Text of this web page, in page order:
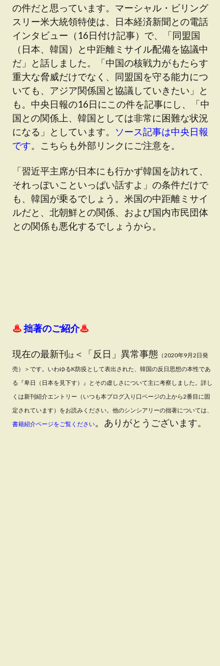
の件だと思っています。マーシャル・ビリング
スリー米大統領特使は、日本経済新聞との電話
インタビュー（16日付け記事）で、「同盟国
（日本、韓国）と中距離ミサイル配備を協議中
だ」と話しました。「中国の核戦力がもたらす
重大な脅威だけでなく、同盟国を守る能力につ
いても、アジア関係国と協議していきたい」と
も。中央日報の16日にこの件を記事にし、「中
国との関係上、韓国としては非常に困難な状況
になる」としています。 ソース記事は中央日報
です。こちらも外部リンクにご注意を。
「習近平主席が日本にも行かず韓国を訪れて、
それっぽいこといっぱい話すよ」の条件だけで
も、韓国が乗るでしょう。米国の中距離ミサイ
ルだと、北朝鮮との関係、および国内市民団体
との関係も悪化するでしょうから。
♨拙著のご紹介♨
現在の最新刊は ＜「反日」異常事態 （2020年9月2日発
売）
＞です。 いわゆるK防疫として表出された、韓国の反日思想の本性であ
る『卑日（日本を見下す）』とその虚しさについて主に考察しました。詳し
くは新刊紹介エントリー（いつも本ブログ入り口ページの上から2番目に固
定されています）をお読みください。 他のシンシアリーの拙著については、
書籍紹介ページをご覧ください。ありがとうございます。